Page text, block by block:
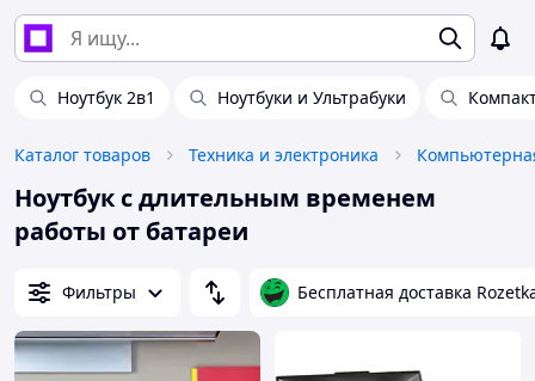
Ноутбук 2в1 Ноутбуки и Ультрабуки
Каталог товаров Техника и электроника
Ноутбук с длительным временем
работы от батареи
Фильтры Бесплатная доставка